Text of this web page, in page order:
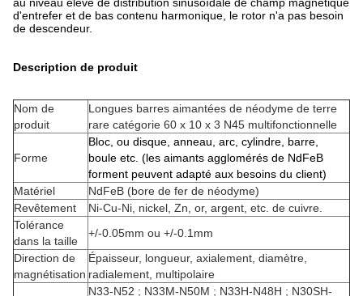
d'entrefer et de bas contenu harmonique, le rotor n'a pas besoin
de descendeur.
Description de produit
Nom de
produit
Longues barres aimantées de néodyme de terre
rare catégorie 60 x 10 x 3 N45 multifonctionnelle
Forme
Bloc, ou disque, anneau, arc, cylindre, barre,
boule etc. (les aimants agglomérés de NdFeB
forment peuvent adapté aux besoins du client)
Matériel
NdFeB (bore de fer de néodyme)
Revêtement
Ni-Cu-Ni, nickel, Zn, or, argent, etc. de cuivre.
Tolérance
dans la taille
+/-0.05mm ou +/-0.1mm
Direction de
magnétisation
Épaisseur, longueur, axialement, diamètre,
radialement, multipolaire
N33-N52 ; N33M-N50M ; N33H-N48H ; N30SH-